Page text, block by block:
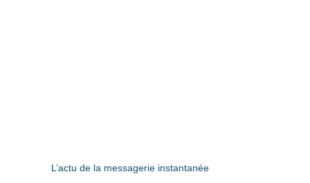
L’actu de la messagerie instantanée